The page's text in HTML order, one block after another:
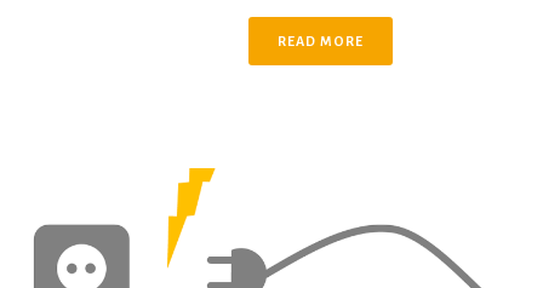
READ MORE